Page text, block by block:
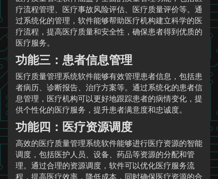
疗流程管理、医疗事故风险评估、医疗质量评价等。通
过系统化的管理，软件能够帮助医疗机构建立科学的医
疗流程，提高医疗质量和安全性，确保患者得到优质的
医疗服务。
功能三：患者信息管理
医疗质量管理系统软件能够有效管理患者信息，包括患
者病历、诊断报告、治疗方案等。通过系统化的患者信
息管理，医疗机构可以更好地跟踪患者的病情变化，提
供个性化的医疗服务，提升患者满意度和忠诚度。
功能四：医疗资源调度
高效的医疗质量管理系统软件能够进行医疗资源的智能
调度，包括医护人员、设备、药品等资源的分配和管
理。通过合理的资源调度，软件可以优化医疗服务流
程，提高医疗效率，降低成本，同时确保医疗资源的合